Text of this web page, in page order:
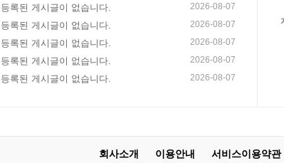
등록된 게시글이 없습니다. 2026-08-07
등록된 게시글이 없습니다. 2026-08-07
등록된 게시글이 없습니다. 2026-08-07
등록된 게시글이 없습니다. 2026-08-07
등록된 게시글이 없습니다. 2026-08-07
회사소개 이용안내 서비스이용약관